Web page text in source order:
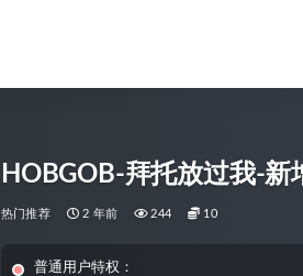
HOBGOB-拜托放过我-新
热门推荐 2 年前 244 10
普通用户特权：